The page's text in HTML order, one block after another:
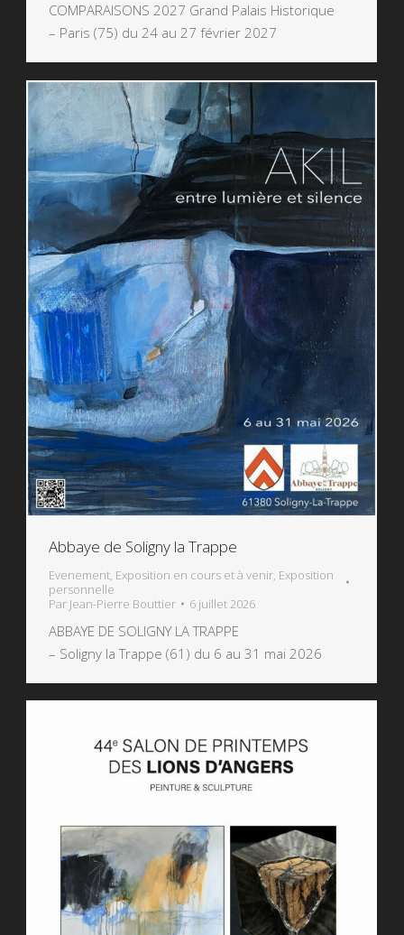
COMPARAISONS 2027 Grand Palais Historique
– Paris (75) du 24 au 27 février 2027
Abbaye de Soligny la Trappe
Evenement, Exposition en cours et à venir, Exposition
personnelle
Par Jean-Pierre Bouttier 6 juillet 2026
ABBAYE DE SOLIGNY LA TRAPPE
– Soligny la Trappe (61) du 6 au 31 mai 2026